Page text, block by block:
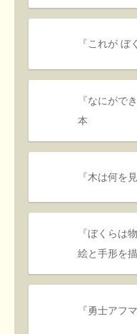
『これが ぼ
『なにがで
本
『木は何を
『ぼくらは
絵と手形を描
『勇士アフ